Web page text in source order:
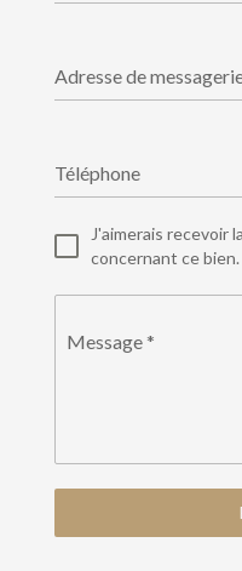
Adresse de
Téléphone
J'aimerais recevoir
concernant ce bien.
Message*